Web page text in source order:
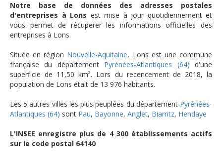
Notre base de données des adresses postales
d'entreprises à Lons est mise à jour quotidiennement et
vous permet de récuperer les informations officielles des
entreprises à Lons.
Située en région Nouvelle-Aquitaine, Lons est une commune
française du département Pyrénées-Atlantiques (64) d'une
superficie de 11,50 km². Lors du recencement de 2018, la
population de Lons était de 13 976 habitants.
Les 5 autres villes les plus peuplées du département Pyrénées-
Atlantiques (64) sont Pau, Bayonne, Anglet, Biarritz, Hendaye
L'INSEE enregistre plus de 4 300 établissements actifs
sur le code postal 64140